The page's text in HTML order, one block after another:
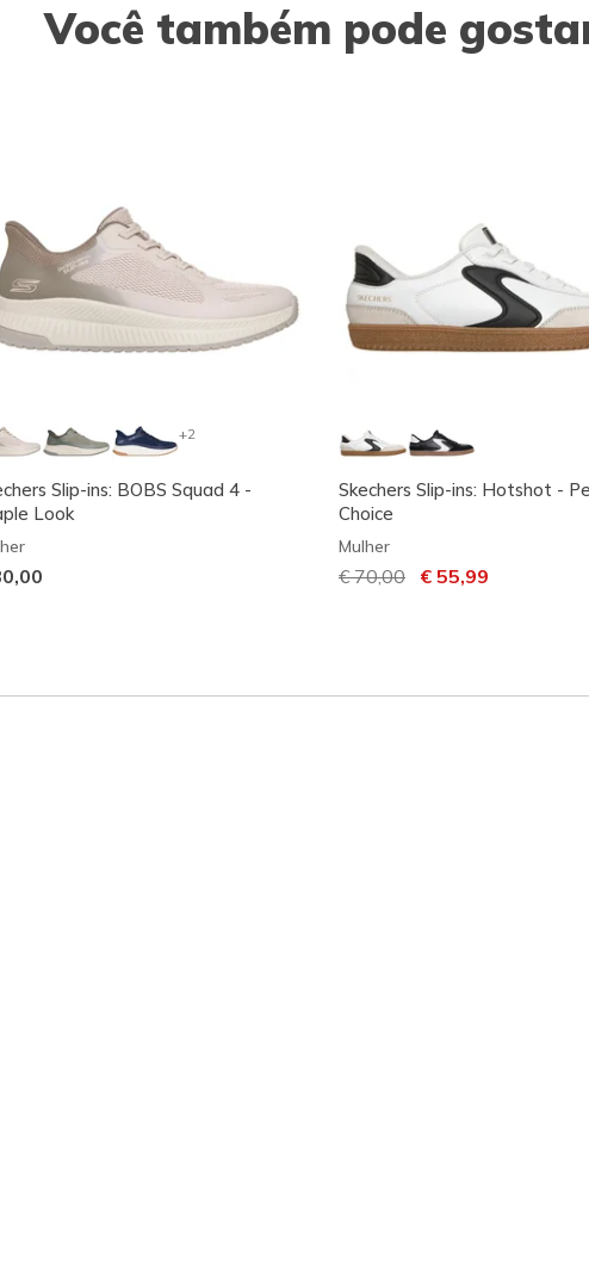
Você também pode
+2
Slip-ins: BOBS Squad 4 -
Look
Skechers Slip-ins: Hotshot -
Choice
Mulher
Preço com desconto de
€ 70,00 para
€ 55,99